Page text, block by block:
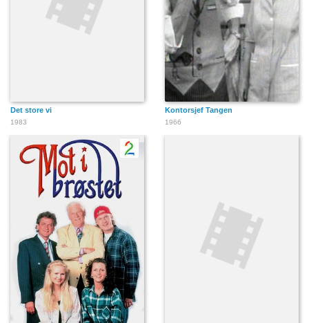
Det store vi
1983
Kontorsjef Tangen
1966